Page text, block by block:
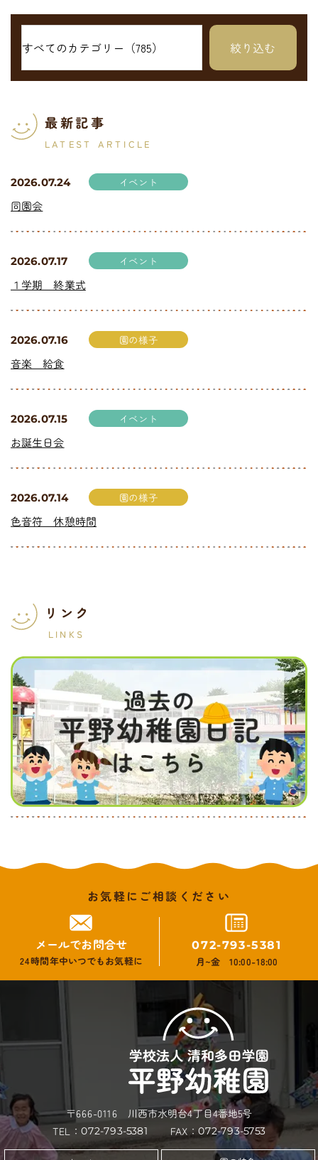
最新記事
LATEST ARTICLE
2026.07.24 イベント
同園会
2026.07.17 イベント
１学期 終業式
2026.07.16 園の様子
音楽 給食
2026.07.15 イベント
お誕生日会
2026.07.14 園の様子
色音符 休憩時間
リンク
LINKS
お気軽にご相談ください
メールでお問合せ
24時間年中いつでもお気軽に
072-793-5381
月~金 10:00-18:00
〒666-0116 川西市水明台4丁目4番地5号
TEL：072-793-5381 FAX： 072-793-5753